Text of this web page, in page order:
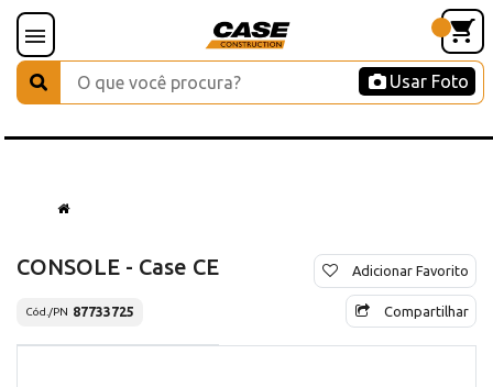
Usar Foto
CONSOLE - Case CE
Cód./PN 87733725
Adicionar Favorito
Compartilhar